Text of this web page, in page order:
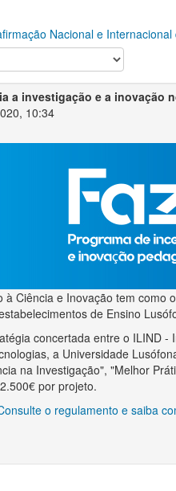
Nacional e
a investigação e a inovação
10:34
à Ciência e Inovação tem
de Ensino
concertada entre o ILIND
a Universidade
na Investigação", "Melhor
por projeto.
o regulamento e saiba